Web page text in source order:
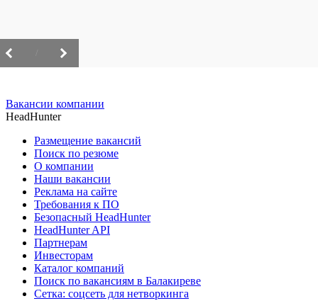
Вакансии компании
HeadHunter
Размещение вакансий
Поиск по резюме
О компании
Наши вакансии
Реклама на сайте
Требования к ПО
Безопасный HeadHunter
HeadHunter API
Партнерам
Инвесторам
Каталог компаний
Поиск по вакансиям в Балакиреве
Сетка: соцсеть для нетворкинга